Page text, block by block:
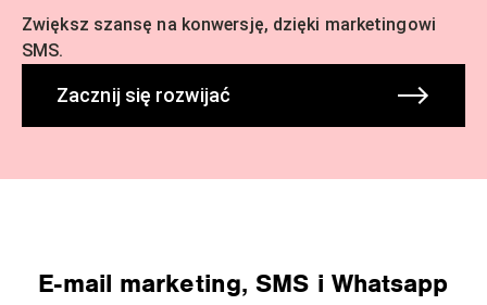
Zwiększ szansę na konwersję, dzięki marketingowi
SMS.
Zacznij się rozwijać
E-mail marketing, SMS i Whatsapp